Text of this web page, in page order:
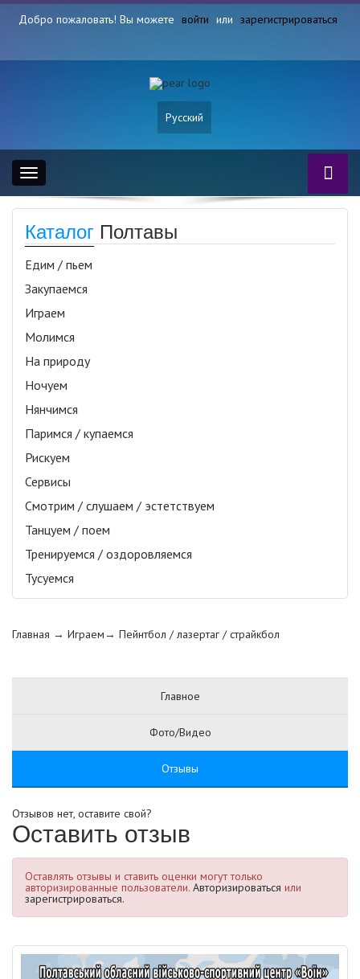
Добро пожаловать! Вы можете войти или зарегистрироваться
Русский
Toggle
navigation
Каталог Полтавы
Едим / пьем
Закупаемся
Играем
Молимся
На природу
Ночуем
Нянчимся
Паримся / купаемся
Рискуем
Сервисы
Смотрим / слушаем / эстетствуем
Танцуем / поем
Тренируемся / оздоровляемся
Тусуемся
Главная → Играем→ Пейнтбол / лазертаг / страйкбол
Главное
Фото/Видео
Отзывы
Отзывов нет, оставите свой?
Оставить отзыв
Оставлять отзывы и ставить оценки могут только
авторизированные пользователи. Авторизироваться или
зарегистрироваться.